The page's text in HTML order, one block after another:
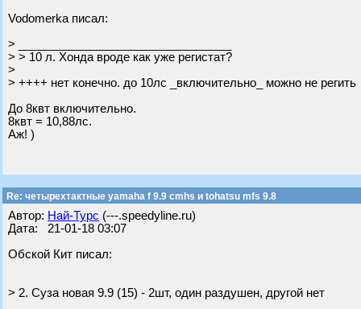
Vodomerka писал:
> _________________________________
> > 10 л. Хонда вроде как уже регистат?
>
> ++++ нет конечно. до 10лс _включительно_ можно не регить
До 8квт включительно.
8квт = 10,88лс.
Аж! )
Re: четырехтактные yamaha f 9.9 cmhs и tohatsu mfs 9.8
Автор: Най-Турс (---.speedyline.ru)
Дата: 21-01-18 03:07
Обской Кит писал:
> 2. Суза новая 9.9 (15) - 2шт, один раздушен, другой нет